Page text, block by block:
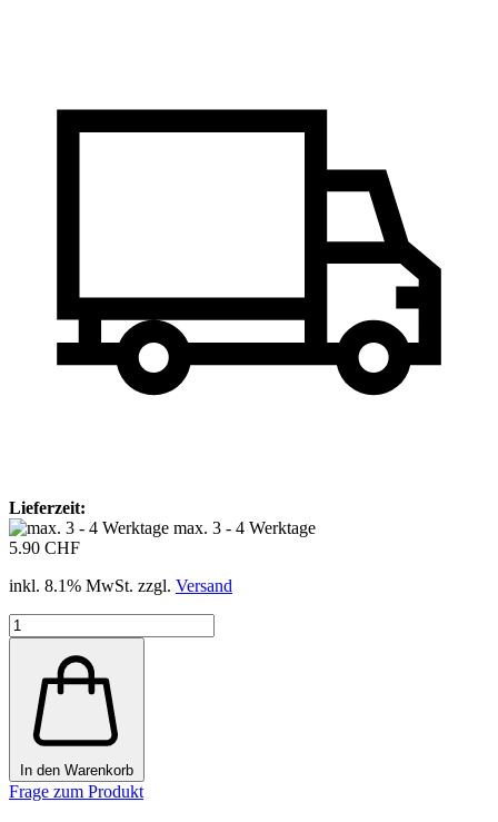
Lieferzeit:
max. 3 - 4 Werktage
5.90 CHF
inkl. 8.1% MwSt. zzgl. Versand
In den Warenkorb
Frage zum Produkt